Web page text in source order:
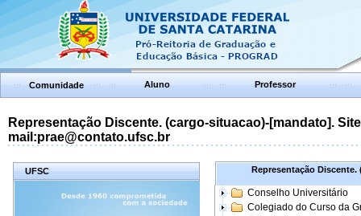
Comunidade Aluno Professor
Representação Discente. (cargo-situacao)-[mandato].
mail:prae@contato.ufsc.br
UFSC Representação Discente.
Conselho Universitário
Colegiado do Curso da